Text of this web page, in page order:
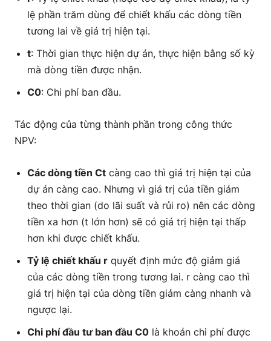
lệ phần trăm dùng để chiết khấu các dòng tiền
tương lai về giá trị hiện tại.
t: Thời gian thực hiện dự án, thực hiện bằng số kỳ
mà dòng tiền được nhận.
C0: Chi phí ban đầu.
Tác động của từng thành phần trong công thức
NPV:
Các dòng tiền Ct càng cao thì giá trị hiện tại của
dự án càng cao. Nhưng vì giá trị của tiền giảm
theo thời gian (do lãi suất và rủi ro) nên các dòng
tiền xa hơn (t lớn hơn) sẽ có giá trị hiện tại thấp
hơn khi được chiết khấu.
Tỷ lệ chiết khấu r quyết định mức độ giảm giá
của các dòng tiền trong tương lai. r càng cao thì
giá trị hiện tại của dòng tiền giảm càng nhanh và
ngược lại.
Chi phí đầu tư ban đầu C0 là khoản chi phí được